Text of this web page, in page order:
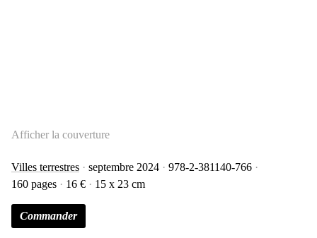
Afficher la couverture
Villes terrestres septembre 2024
978-2-381140-766
160 pages
16 € 15 x 23 cm
Commander